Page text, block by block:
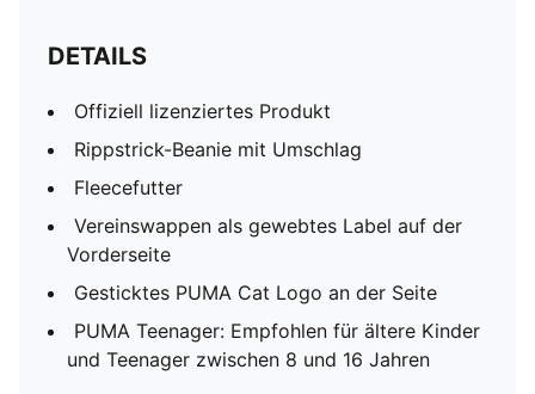
DETAILS
Offiziell lizenziertes Produkt
Rippstrick-Beanie mit Umschlag
Fleecefutter
Vereinswappen als gewebtes Label auf der
Vorderseite
Gesticktes PUMA Cat Logo an der Seite
PUMA Teenager: Empfohlen für ältere Kinder
und Teenager zwischen 8 und 16 Jahren